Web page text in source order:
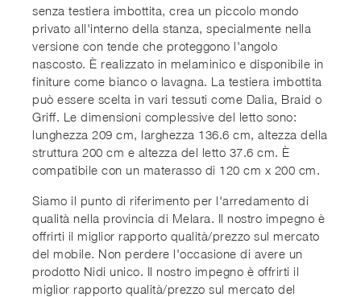
senza testiera imbottita, crea un piccolo mondo
privato all'interno della stanza, specialmente nella
versione con tende che proteggono l'angolo
nascosto. È realizzato in melaminico e disponibile in
finiture come bianco o lavagna. La testiera imbottita
può essere scelta in vari tessuti come Dalia, Braid o
Griff. Le dimensioni complessive del letto sono:
lunghezza 209 cm, larghezza 136.6 cm, altezza della
struttura 200 cm e altezza del letto 37.6 cm. È
compatibile con un materasso di 120 cm x 200 cm.
Siamo il punto di riferimento per l'arredamento di
qualità nella provincia di Melara. Il nostro impegno è
offrirti il miglior rapporto qualità/prezzo sul mercato
del mobile. Non perdere l'occasione di avere un
prodotto Nidi unico. Il nostro impegno è offrirti il
miglior rapporto qualità/prezzo sul mercato del